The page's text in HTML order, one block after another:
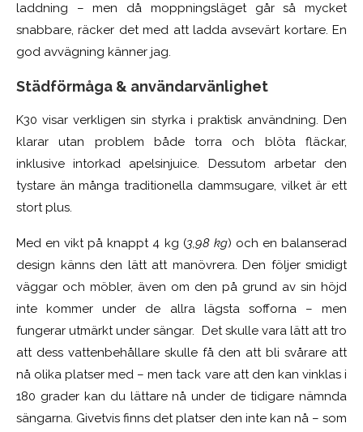
laddning – men då moppningsläget går så mycket
snabbare, räcker det med att ladda avsevärt kortare. En
god avvägning känner jag.
Städförmåga & användarvänlighet
K30 visar verkligen sin styrka i praktisk användning. Den
klarar utan problem både torra och blöta fläckar,
inklusive intorkad apelsinjuice. Dessutom arbetar den
tystare än många traditionella dammsugare, vilket är ett
stort plus.
Med en vikt på knappt 4 kg (3,98 kg) och en balanserad
design känns den lätt att manövrera. Den följer smidigt
väggar och möbler, även om den på grund av sin höjd
inte kommer under de allra lägsta sofforna – men
fungerar utmärkt under sängar. Det skulle vara lätt att tro
att dess vattenbehållare skulle få den att bli svårare att
nå olika platser med – men tack vare att den kan vinklas i
180 grader kan du lättare nå under de tidigare nämnda
sängarna. Givetvis finns det platser den inte kan nå – som